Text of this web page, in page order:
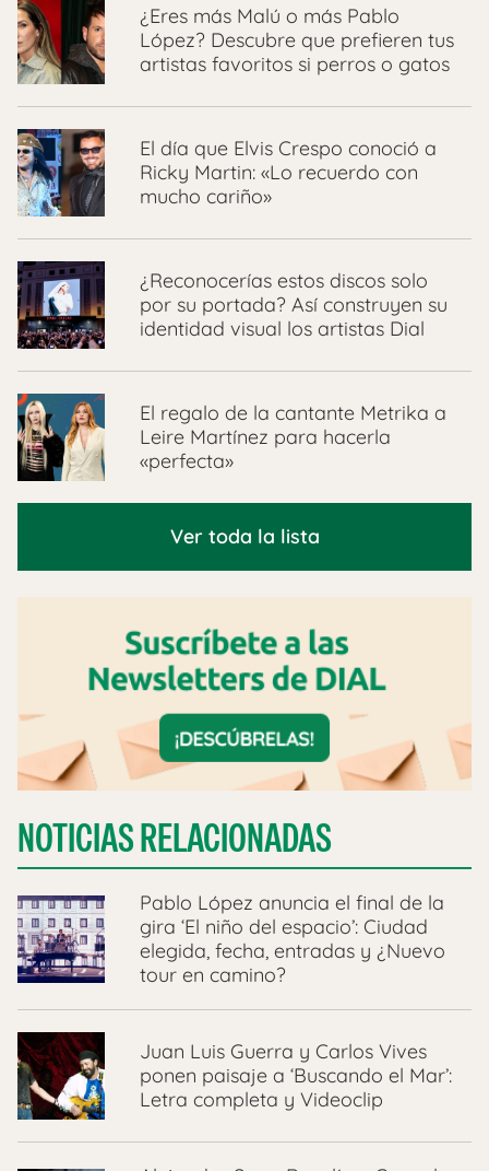
¿Eres más Malú o más Pablo
López? Descubre que prefieren tus
artistas favoritos si perros o gatos
El día que Elvis Crespo conoció a
Ricky Martin: «Lo recuerdo con
mucho cariño»
¿Reconocerías estos discos solo
por su portada? Así construyen su
identidad visual los artistas Dial
El regalo de la cantante Metrika a
Leire Martínez para hacerla
«perfecta»
Ver toda la lista
NOTICIAS RELACIONADAS
Pablo López anuncia el final de la
gira ‘El niño del espacio’: Ciudad
elegida, fecha, entradas y ¿Nuevo
tour en camino?
Juan Luis Guerra y Carlos Vives
ponen paisaje a ‘Buscando el Mar’:
Letra completa y Videoclip